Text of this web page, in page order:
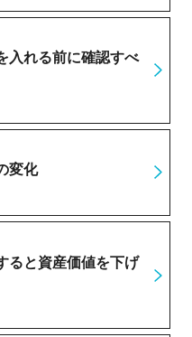
入れる前に確認すべ
変化
ると資産価値を下げ